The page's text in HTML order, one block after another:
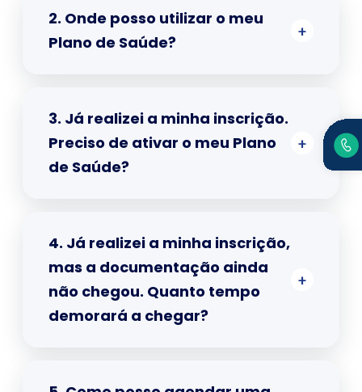
2. Onde posso utilizar o meu
Plano de Saúde?
3. Já realizei a minha inscrição.
Preciso de ativar o meu Plano
de Saúde?
4. Já realizei a minha inscrição,
mas a documentação ainda
não chegou. Quanto tempo
demorará a chegar?